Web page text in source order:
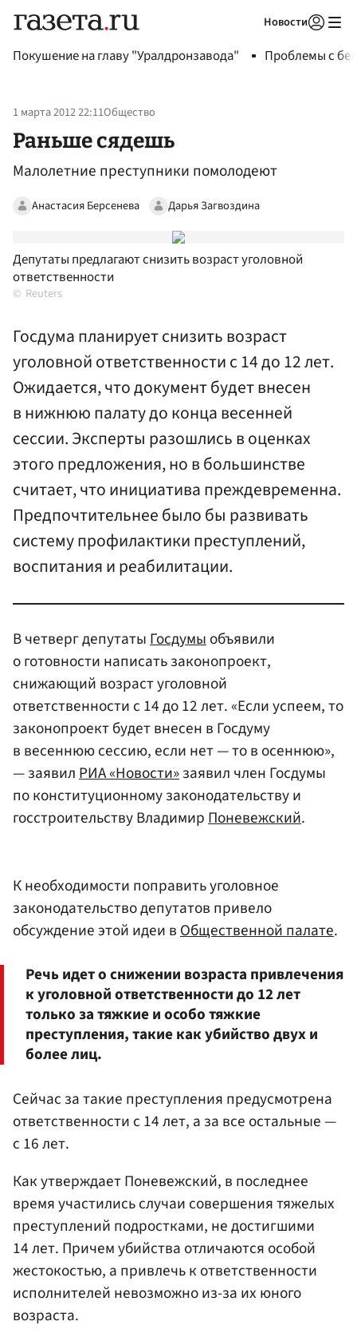
Новости
Покушение на главу "Уралдронзавода" Проблемы с
1 марта 2012 22:11Общество
Раньше сядешь
Малолетние преступники помолодеют
Анастасия Берсенева Дарья Загвоздина
Депутаты предлагают снизить возраст уголовной
ответственности
Reuters
Госдума планирует снизить возраст
уголовной ответственности с 14 до 12 лет.
Ожидается, что документ будет внесен
в нижнюю палату до конца весенней
сессии. Эксперты разошлись в оценках
этого предложения, но в большинстве
считает, что инициатива преждевременна.
Предпочтительнее было бы развивать
систему профилактики преступлений,
воспитания и реабилитации.
В четверг депутатыГосдумыобъявили
о готовности написать законопроект,
снижающий возраст уголовной
ответственности с 14 до 12 лет. «Если успеем, то
законопроект будет внесен в Госдуму
в весеннюю сессию, если нет — то в осеннюю»,
— заявилРИА «Новости»заявил член Госдумы
по конституционному законодательству и
госстроительству ВладимирПоневежский.
К необходимости поправить уголовное
законодательство депутатов привело
обсуждение этой идеи вОбщественной палате.
Речь идет о снижении возраста привлечения
к уголовной ответственности до 12 лет
только за тяжкие и особо тяжкие
преступления, такие как убийство двух и
более лиц.
Сейчас за такие преступления предусмотрена
ответственности с 14 лет, а за все остальные —
с 16 лет.
Как утверждает Поневежский, в последнее
время участились случаи совершения тяжелых
преступлений подростками, не достигшими
14 лет. Причем убийства отличаются особой
жестокостью, а привлечь к ответственности
исполнителей невозможно из-за их юного
возраста.